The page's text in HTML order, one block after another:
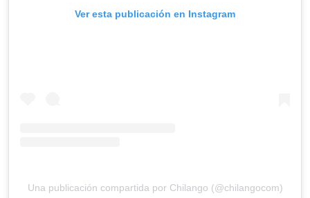
Ver esta publicación en Instagram
Una publicación compartida por Chilango (@chilangocom)